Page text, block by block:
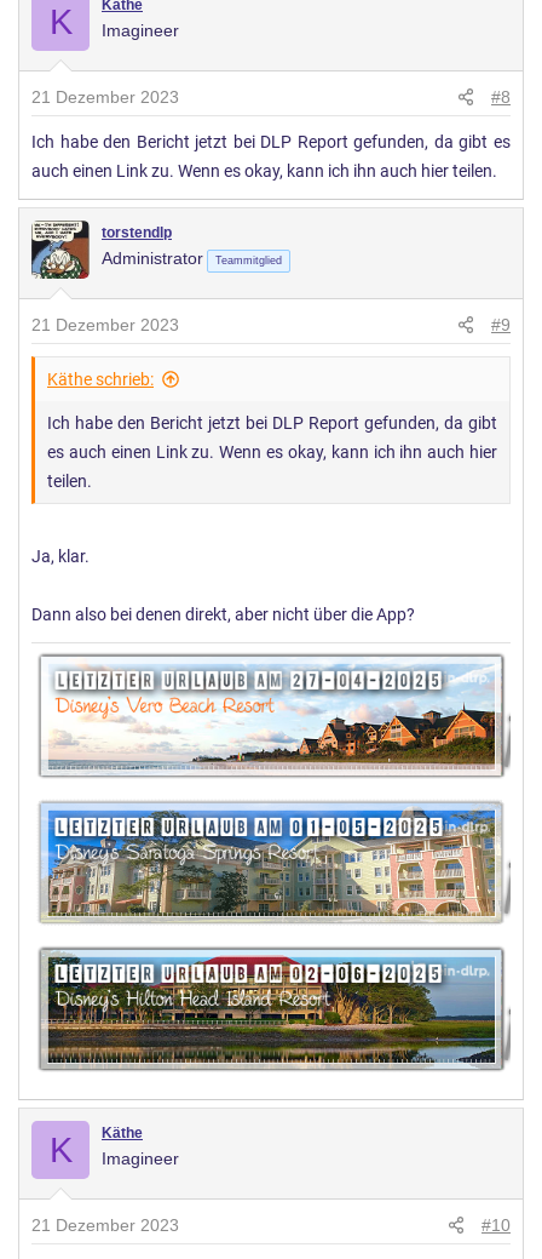
K Käthe
Imagineer
21 Dezember 2023 #8
Ich habe den Bericht jetzt bei DLP Report gefunden, da gibt es
auch einen Link zu. Wenn es okay, kann ich ihn auch hier teilen.
torstendlp
Administrator Teammitglied
21 Dezember 2023 #9
Käthe schrieb:
Ich habe den Bericht jetzt bei DLP Report gefunden, da gibt
es auch einen Link zu. Wenn es okay, kann ich ihn auch hier
teilen.
Ja, klar.
Dann also bei denen direkt, aber nicht über die App?
K Käthe
Imagineer
21 Dezember 2023 #10